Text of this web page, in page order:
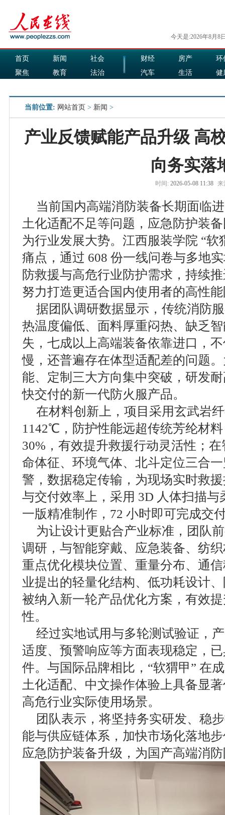
今天是:2026年8月8
首页 新闻
社会
聚焦
教育
法治
财经 房产
环
汽车
生活
健
当前位置: 网站首页 > 新闻 >
产业反馈赋能产品升级 高
向务实落
时间: 2026-05-08 11:38 来
当前国内高端消防装备长期面临
土化适配不足等问题，应急防护装
为行业发展大势。江西服装学院 “软
痛点，通过 608 份一线问卷与多地
防救援与高危行业防护需求，持续
努力打造更适合国内使用者的高性
据团队调研数据显示，传统消防
热温度偏低、面料厚重闷热、缺乏
失，七成以上高端装备依靠进口，
慢，还普遍存在体型适配差的问题
能、定制三大方向集中突破，研发
快交付的新一代防火服产品。
在材料创新上，项目采用玄武岩
1142℃，防护性能远超传统芳纶材
30%，有效提升救援行动灵活性；
命体征、环境气体、北斗定位三合
警，数据稳定传输，为现场实时救
与交付效率上，采用 3D 人体扫描
一版精准制作，72 小时即可完成交
为让设计更贴合产业标准，团队
调研，与智能穿戴、应急装备、纺
重点优化模块位置、重量分布、通
业提出的轻量化结构、低功耗设计
被纳入新一轮产品优化方案，有效
性。
经过实地试用与多轮测试验证，
适度、预警响应等方面表现稳定，
件。与国际品牌相比，“软猬甲” 在
土化适配、中文操作体验上具备显
高危行业实际使用场景。
团队表示，将坚持务实研发、稳
能与供应链体系，加快市场化落地
应急防护装备升级，为国产高端消